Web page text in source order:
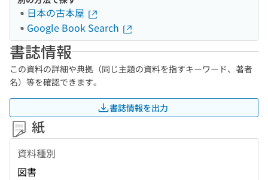
日本の古本屋
Google Book Search
書誌情報
この資料の詳細や典拠（同じ主題の資料を指すキーワード、著者
名）等を確認できます。
書誌情報を出力
紙
資料種別
図書